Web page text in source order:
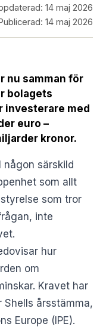
14 maj 2026
14 maj 2026
nu samman för
bolagets
investerare med
euro –
kronor.
någon särskild
som allt
som tror
inte
hur
om
Kravet har
årsstämma,
Europe (IPE).